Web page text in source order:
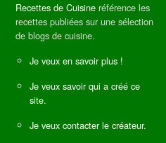
Recettes de Cuisine référence les
recettes publiées sur une sélection
de blogs de cuisine.
Je veux en savoir plus !
Je veux savoir qui a créé ce
site.
Je veux contacter le créateur.